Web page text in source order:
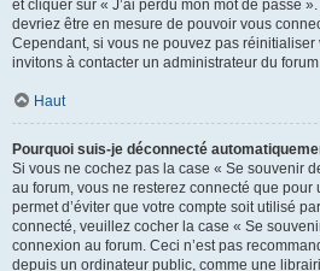
et cliquer sur « J’ai perdu mon mot de passe
devriez être en mesure de pouvoir vous
Cependant, si vous ne pouvez pas
invitons à contacter un administrateur du
Haut
Pourquoi suis-je déconnecté
Si vous ne cochez pas la case « Se souvenir
au forum, vous ne resterez connecté que
permet d’éviter que votre compte soit utilisé
connecté, veuillez cocher la case « Se
connexion au forum. Ceci n’est pas
depuis un ordinateur public, comme une